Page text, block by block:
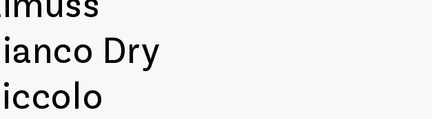
Dry